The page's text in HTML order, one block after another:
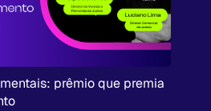
prêmio que premia